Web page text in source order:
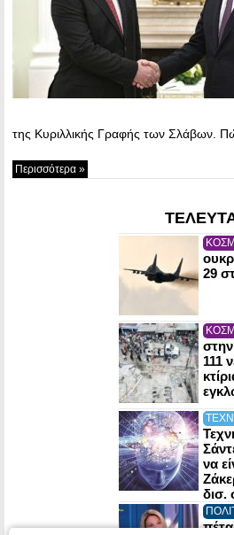
της Κυριλλικής Γραφής των Σλάβων.
Περισσότερα »
29
111
να
δισ.